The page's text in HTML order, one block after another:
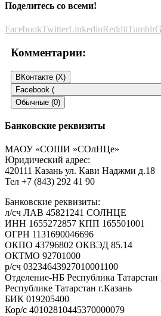
Поделитесь со всеми!
FacebookTwitterLinkedinRedditTumblr
Комментарии:
ВКонтакте (X)
Facebook (
Обычные (0)
Пользуетесь соц.сетью?
Войти Vkontakte
Ваш e-mail не будет опубликован.
помечены*
Комментарий
Банковские реквизиты
МАОУ «СОШИ »СОлНЦе»
Юридический адрес:
420111 Казань ул. Кави Наджми д.18
Тел +7 (843) 292 41 90
Банковские реквизиты:
л/сч ЛАВ 45821241 СОЛНЦЕ
ИНН 1655272857 КПП 165501001
ОГРН 1131690046696
ОКПО 43796802 ОКВЭД 85.14
ОКТМО 92701000
р/cч 03234643927010001100
Отделение-НБ Республика
Республике Татарстан г.Казань
БИК 019205400
Кор/с 40102810445370000079